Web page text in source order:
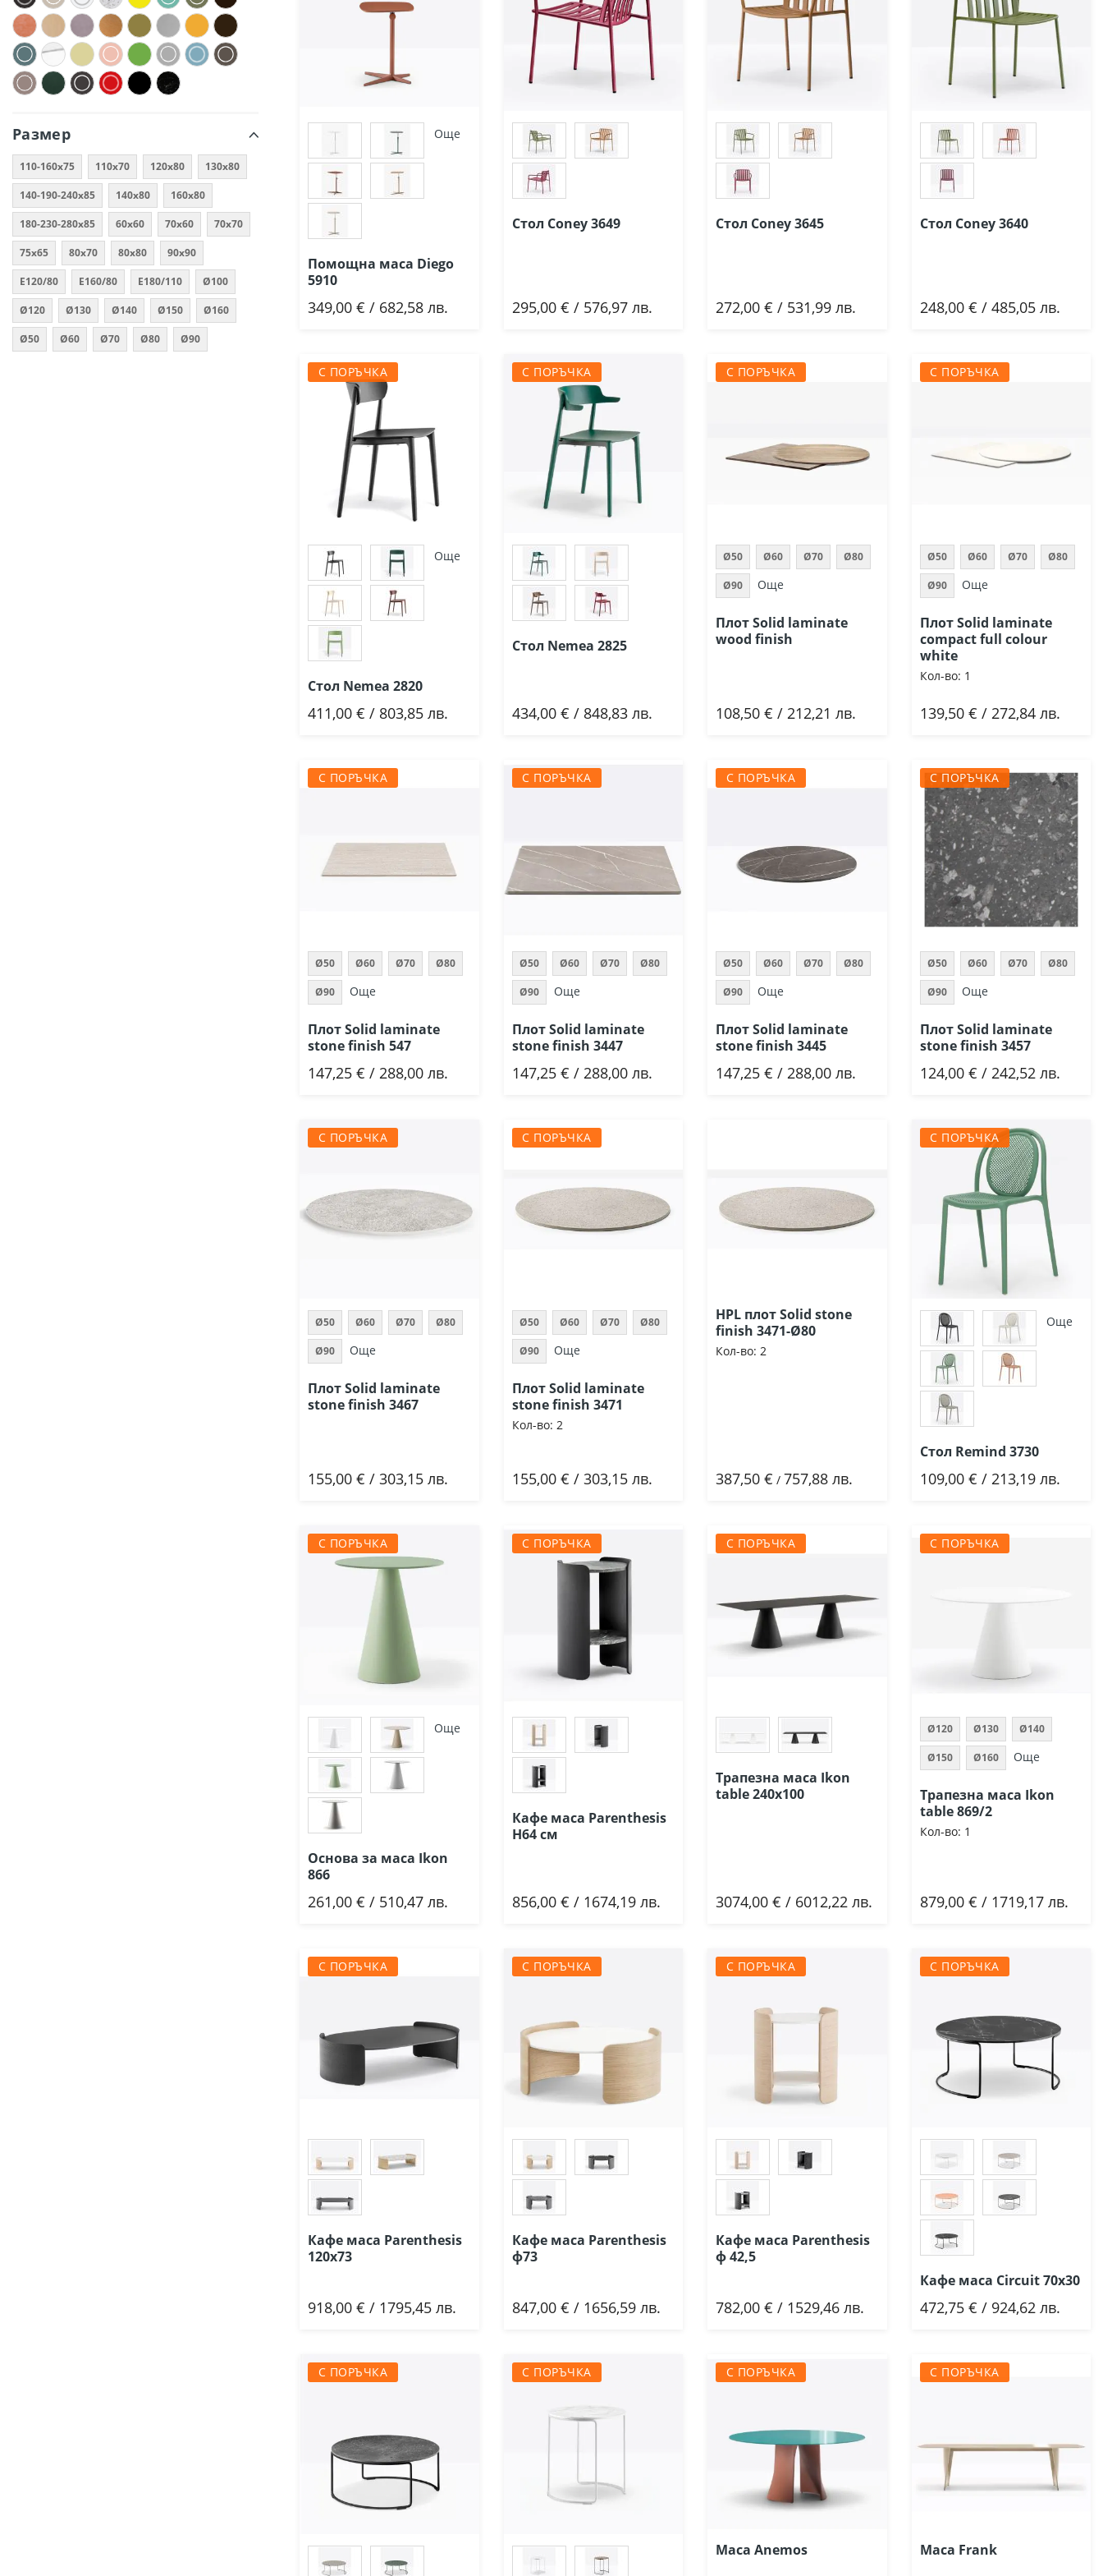
Още
Помощна маса Diego
5910
349,00 € / 682,58 лв.
Добави
Стол Coney 3649
295,00 € / 576,97 лв.
Добави
Стол Coney 3645
272,00 € / 531,99 лв.
Добави
Стол Coney 3640
248,00 € / 485,05 лв.
Добави
С ПОРЪЧКА
Още
Стол Nemea 2820
411,00 € / 803,85 лв.
Добави
С ПОРЪЧКА
Стол Nemea 2825
434,00 € / 848,83 лв.
Добави
С ПОРЪЧКА
Ø50 Ø60 Ø70 Ø80
Ø90 Още
Плот Solid laminate
wood finish
108,50 € / 212,21 лв.
Добави
С ПОРЪЧКА
Ø50 Ø60 Ø70 Ø80
Ø90 Още
Плот Solid laminate
compact full colour
white
Кол-во: 1
139,50 € / 272,84 лв.
Добави
С ПОРЪЧКА
Ø50 Ø60 Ø70 Ø80
Ø90 Още
Плот Solid laminate
stone finish 547
147,25 € / 288,00 лв.
Добави
С ПОРЪЧКА
Ø50 Ø60 Ø70 Ø80
Ø90 Още
Плот Solid laminate
stone finish 3447
147,25 € / 288,00 лв.
Добави
С ПОРЪЧКА
Ø50 Ø60 Ø70 Ø80
Ø90 Още
Плот Solid laminate
stone finish 3445
147,25 € / 288,00 лв.
Добави
С ПОРЪЧКА
Ø50 Ø60 Ø70 Ø80
Ø90 Още
Плот Solid laminate
stone finish 3457
124,00 € / 242,52 лв.
Добави
С ПОРЪЧКА
Ø50 Ø60 Ø70 Ø80
Ø90 Още
Плот Solid laminate
stone finish 3467
155,00 € / 303,15 лв.
Добави
С ПОРЪЧКА
Ø50 Ø60 Ø70 Ø80
Ø90 Още
Плот Solid laminate
stone finish 3471
Кол-во: 2
155,00 € / 303,15 лв.
Добави
HPL плот Solid stone
finish 3471-Ø80
Кол-во: 2
387,50 € / 757,88 лв.
Добави
С ПОРЪЧКА
Още
Стол Remind 3730
109,00 € / 213,19 лв.
Добави
С ПОРЪЧКА
Още
Основа за маса Ikon
866
261,00 € / 510,47 лв.
Добави
С ПОРЪЧКА
Кафе маса Parenthesis
Н64 см
856,00 € / 1674,19 лв.
Добави
С ПОРЪЧКА
Трапезна маса Ikon
table 240х100
3074,00 € / 6012,22 лв.
Добави
С ПОРЪЧКА
Ø120 Ø130 Ø140
Ø150 Ø160 Още
Трапезна маса Ikon
table 869/2
Кол-во: 1
879,00 € / 1719,17 лв.
Добави
С ПОРЪЧКА
Кафе маса Parenthesis
120х73
918,00 € / 1795,45 лв.
Добави
С ПОРЪЧКА
Кафе маса Parenthesis
ф73
847,00 € / 1656,59 лв.
Добави
С ПОРЪЧКА
Кафе маса Parenthesis
ф 42,5
782,00 € / 1529,46 лв.
Добави
С ПОРЪЧКА
Кафе маса Circuit 70х30
472,75 € / 924,62 лв.
Добави
С ПОРЪЧКА С ПОРЪЧКА С ПОРЪЧКА
Маса Anemos
С ПОРЪЧКА
Маса Frank
Размер
110-160х75 110х70 120х80 130x80
140-190-240х85 140х80 160х80
180-230-280х85 60x60 70x60 70x70
75x65 80x70 80х80 90х90
E120/80 E160/80 E180/110 Ø100
Ø120 Ø130 Ø140 Ø150 Ø160
Ø50 Ø60 Ø70 Ø80 Ø90